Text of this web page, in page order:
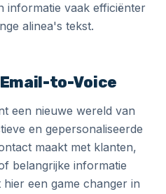
informatie vaak efficiënter
alinea's tekst.
to-Voice
een nieuwe wereld van
en gepersonaliseerde
maakt met klanten,
belangrijke informatie
een game changer in